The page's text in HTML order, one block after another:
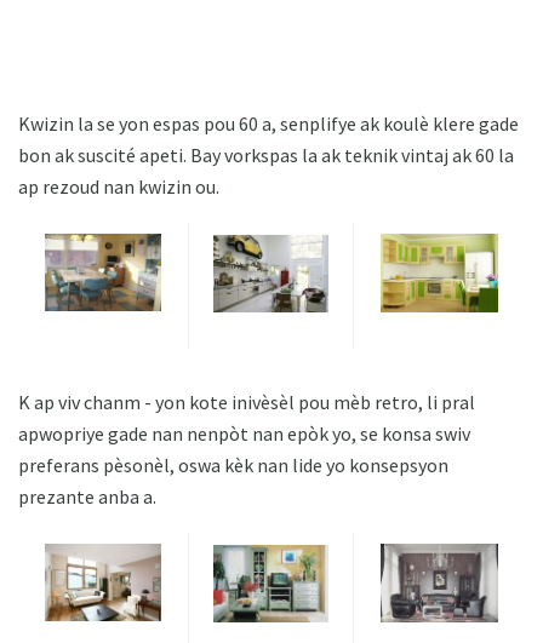
Kwizin la se yon espas pou 60 a, senplifye ak koulè klere gade
bon ak suscité apeti. Bay vorkspas la ak teknik vintaj ak 60 la
ap rezoud nan kwizin ou.
K ap viv chanm - yon kote inivèsèl pou mèb retro, li pral
apwopriye gade nan nenpòt nan epòk yo, se konsa swiv
preferans pèsonèl, oswa kèk nan lide yo konsepsyon
prezante anba a.